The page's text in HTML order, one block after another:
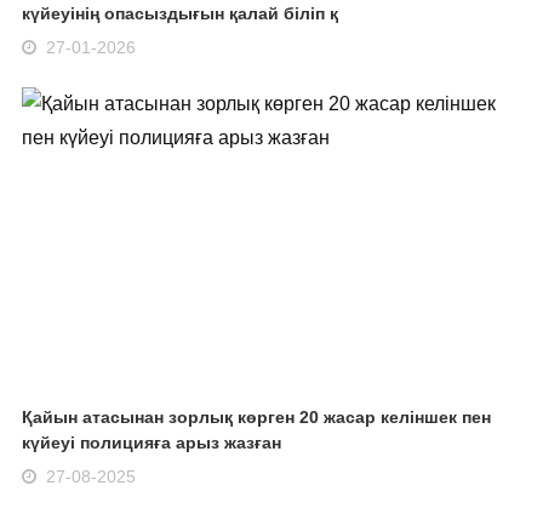
күйеуінің опасыздығын қалай біліп қ
27-01-2026
Қайын атасынан зорлық көрген 20 жасар келіншек пен
күйеуі полицияға арыз жазған
27-08-2025